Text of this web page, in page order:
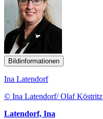
Bildinformationen
Ina Latendorf
© Ina Latendorf/ Olaf Köstritz
Latendorf, Ina